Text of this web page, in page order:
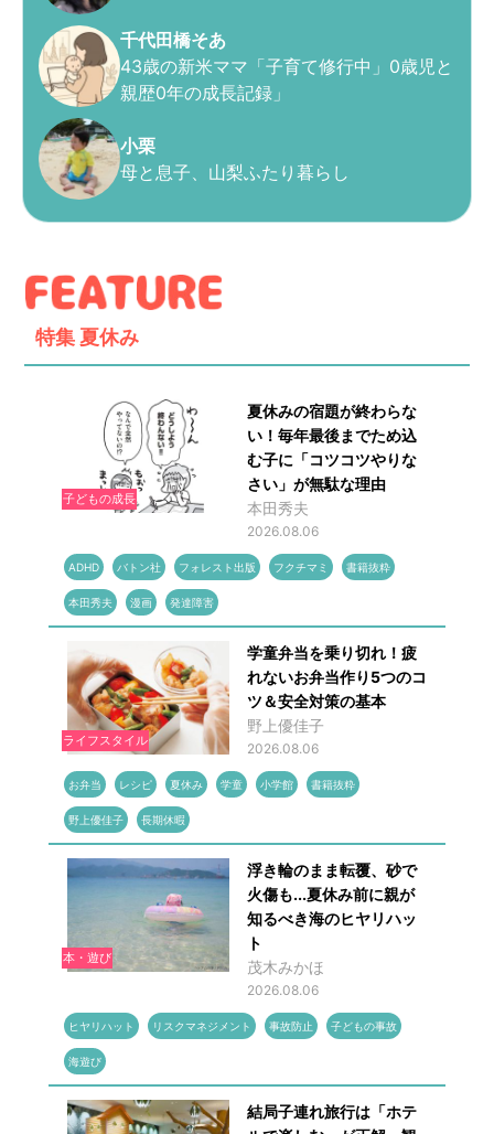
千代田橋そあ
43歳の新米ママ「子育て修行中」0歳児と
親歴0年の成長記録」
小栗
母と息子、山梨ふたり暮らし
特集 夏休み
子どもの成長
夏休みの宿題が終わらな
い！毎年最後までため込
む子に「コツコツやりな
さい」が無駄な理由
本田秀夫
2026.08.06
ADHD バトン社 フォレスト出版 フクチマミ 書籍抜粋
本田秀夫 漫画 発達障害
ライフスタイル
学童弁当を乗り切れ！疲
れないお弁当作り5つのコ
ツ＆安全対策の基本
野上優佳子
2026.08.06
お弁当 レシピ 夏休み 学童 小学館 書籍抜粋
野上優佳子 長期休暇
本・遊び
浮き輪のまま転覆、砂で
火傷も...夏休み前に親が
知るべき海のヒヤリハッ
ト
茂木みかほ
2026.08.06
ヒヤリハット リスクマネジメント 事故防止 子どもの事故
海遊び
結局子連れ旅行は「ホテ